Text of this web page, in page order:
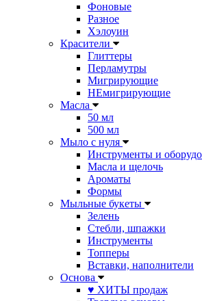
Фоновые
Разное
Хэлоуин
Красители
Глиттеры
Перламутры
Мигрирующие
НЕмигрирующие
Масла
50 мл
500 мл
Мыло с нуля
Инструменты и
Масла и щелочь
Ароматы
Формы
Мыльные букеты
Зелень
Стебли, шпажки
Инструменты
Топперы
Вставки, наполнители
Основа
♥ ХИТЫ продаж